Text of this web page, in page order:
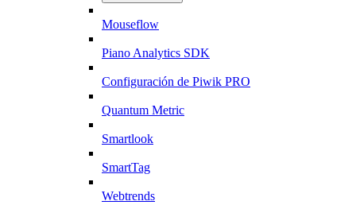
Mouseflow
Piano Analytics SDK
Configuración de Piwik PRO
Quantum Metric
Smartlook
SmartTag
Webtrends